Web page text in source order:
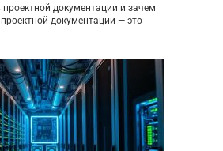
проектной документации и зачем
документации — это